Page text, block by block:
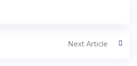
Next Article